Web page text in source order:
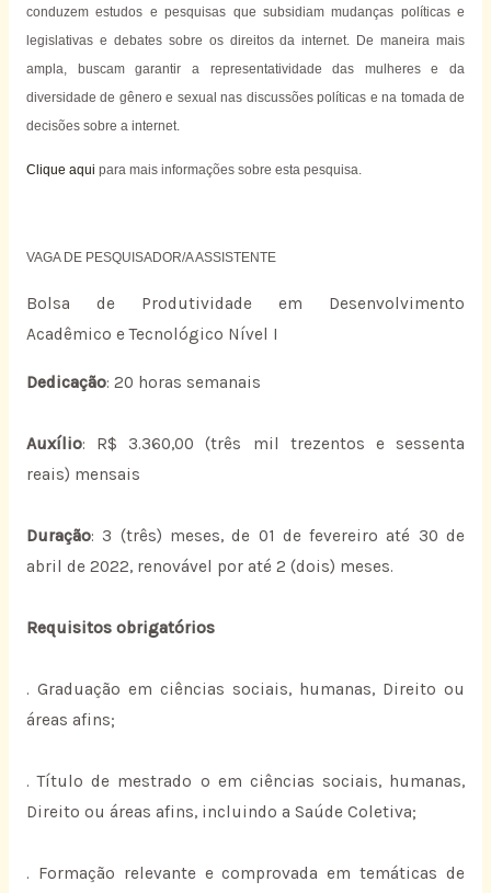
conduzem estudos e pesquisas que subsidiam mudanças políticas e
legislativas e debates sobre os direitos da internet. De maneira mais
ampla, buscam garantir a representatividade das mulheres e da
diversidade de gênero e sexual nas discussões políticas e na tomada de
decisões sobre a internet.
Clique aqui para mais informações sobre esta pesquisa.
VAGA DE PESQUISADOR/A ASSISTENTE
Bolsa de Produtividade em Desenvolvimento
Acadêmico e Tecnológico Nível I
Dedicação: 20 horas semanais
Auxílio: R$ 3.360,00 (três mil trezentos e sessenta
reais) mensais
Duração: 3 (três) meses, de 01 de fevereiro até 30 de
abril de 2022, renovável por até 2 (dois) meses.
Requisitos obrigatórios
. Graduação em ciências sociais, humanas, Direito ou
áreas afins;
. Título de mestrado o em ciências sociais, humanas,
Direito ou áreas afins, incluindo a Saúde Coletiva;
. Formação relevante e comprovada em temáticas de